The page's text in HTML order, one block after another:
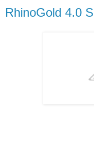
RhinoGold 4.0